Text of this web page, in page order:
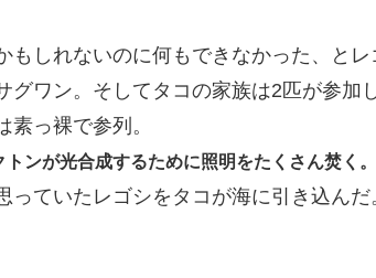
もしれないのに何もできなかった、とレ
グワン。そしてタコの家族は2匹が参加
っ裸で参列。
ンが光合成するために照明をたくさん焚く。
っていたレゴシをタコが海に引き込ん